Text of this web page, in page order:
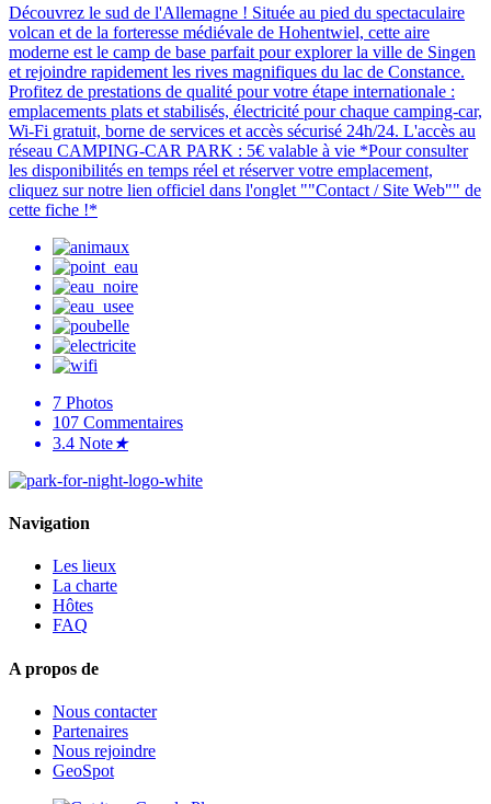
Découvrez le sud de l'Allemagne ! Située au pied du spectaculaire
volcan et de la forteresse médiévale de Hohentwiel, cette aire
moderne est le camp de base parfait pour explorer la ville de Singen
et rejoindre rapidement les rives magnifiques du lac de Constance.
Profitez de prestations de qualité pour votre étape internationale :
emplacements plats et stabilisés, électricité pour chaque camping-car,
Wi-Fi gratuit, borne de services et accès sécurisé 24h/24. L'accès au
réseau CAMPING-CAR PARK : 5€ valable à vie *Pour consulter
les disponibilités en temps réel et réserver votre emplacement,
cliquez sur notre lien officiel dans l'onglet ""Contact / Site Web"" de
cette fiche !*
7 Photos
107 Commentaires
3.4 Note★
Navigation
Les lieux
La charte
Hôtes
FAQ
A propos de
Nous contacter
Partenaires
Nous rejoindre
GeoSpot